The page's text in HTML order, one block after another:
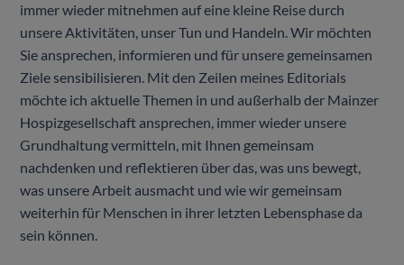
immer wieder mitnehmen auf eine kleine Reise durch
unsere Aktivitäten, unser Tun und Handeln. Wir möchten
Sie ansprechen, informieren und für unsere gemeinsamen
Ziele sensibilisieren. Mit den Zeilen meines Editorials
möchte ich aktuelle Themen in und außerhalb der Mainzer
Hospizgesellschaft ansprechen, immer wieder unsere
Grundhaltung vermitteln, mit Ihnen gemeinsam
nachdenken und reflektieren über das, was uns bewegt,
was unsere Arbeit ausmacht und wie wir gemeinsam
weiterhin für Menschen in ihrer letzten Lebensphase da
sein können.